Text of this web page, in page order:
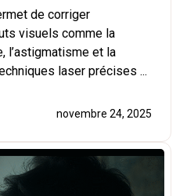
de corriger
visuels comme la
l’astigmatisme et la
laser précises ...
novembre 24, 2025